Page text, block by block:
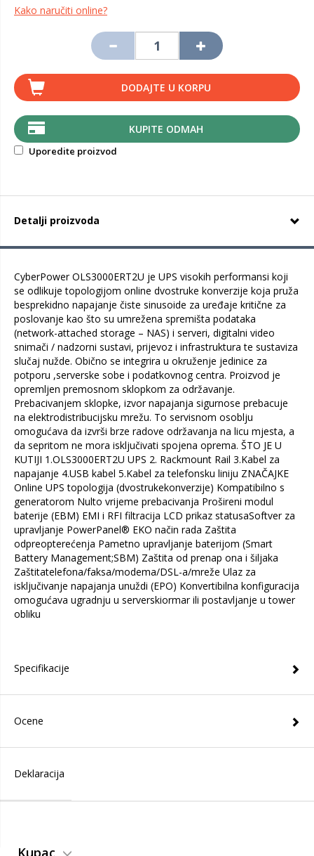
Kako naručiti online?
DODAJTE U KORPU
KUPITE ODMAH
Uporedite proizvod
Detalji proizvoda
CyberPower OLS3000ERT2U je UPS visokih performansi koji
se odlikuje topologijom online dvostruke konverzije koja pruža
besprekidno napajanje čiste sinusoide za uređaje kritične za
poslovanje kao što su umrežena spremišta podataka
(network-attached storage – NAS) i serveri, digitalni video
snimači / nadzorni sustavi, prijevoz i infrastruktura te sustaviza
slučaj nužde. Obično se integrira u okruženje jedinice za
potporu ,serverske sobe i podatkovnog centra. Proizvod je
opremljen premosnom sklopkom za održavanje.
Prebacivanjem sklopke, izvor napajanja sigurnose prebacuje
na elektrodistribucijsku mrežu. To servisnom osoblju
omogućava da izvrši brze radove održavanja na licu mjesta, a
da sepritom ne mora isključivati spojena oprema. ŠTO JE U
KUTIJI 1.OLS3000ERT2U UPS 2. Rackmount Rail 3.Kabel za
napajanje 4.USB kabel 5.Kabel za telefonsku liniju ZNAČAJKE
Online UPS topologija (dvostrukekonverzije) Kompatibilno s
generatorom Nulto vrijeme prebacivanja Prošireni modul
baterije (EBM) EMI i RFI filtracija LCD prikaz statusaSoftver za
upravljanje PowerPanel® EKO način rada Zaštita
odpreopterećenja Pametno upravljanje baterijom (Smart
Battery Management;SBM) Zaštita od prenap ona i šiljaka
Zaštitatelefona/faksa/modema/DSL-a/mreže Ulaz za
isključivanje napajanja unuždi (EPO) Konvertibilna konfiguracija
omogućava ugradnju u serverskiormar ili postavljanje u tower
obliku
Specifikacije
Ocene
Deklaracija
Kupac